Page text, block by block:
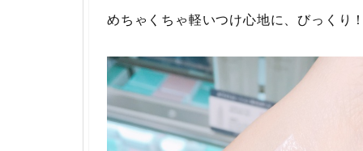
めちゃくちゃ軽いつけ心地に、びっくり